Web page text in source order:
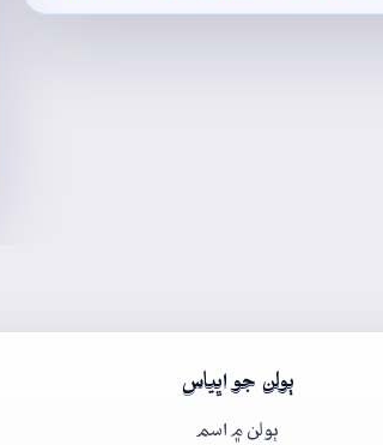
ٻولن جو اڀياس
ٻولن ۾ اسم